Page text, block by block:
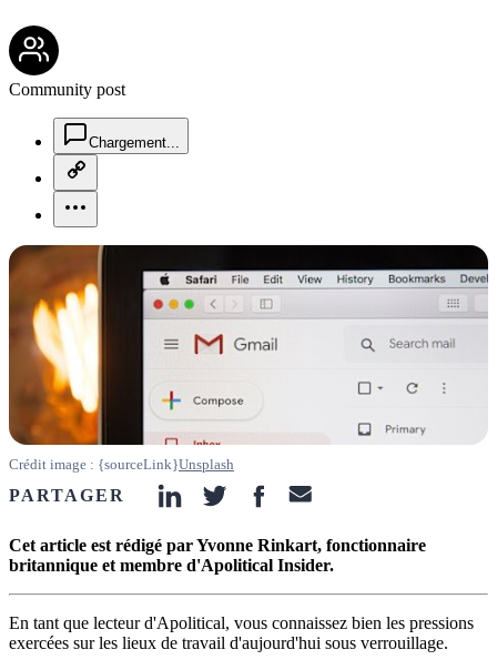
Community post
Chargement...
Crédit image : {sourceLink}Unsplash
PARTAGER linkedin-icon
twitter-iconfacebook-icon
email-icon
Cet article est rédigé par Yvonne Rinkart, fonctionnaire
britannique et membre d'Apolitical Insider.
En tant que lecteur d'Apolitical, vous connaissez bien les pressions
exercées sur les lieux de travail d'aujourd'hui sous verrouillage.